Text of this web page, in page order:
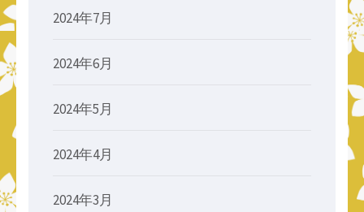
2024年7月
2024年6月
2024年5月
2024年4月
2024年3月